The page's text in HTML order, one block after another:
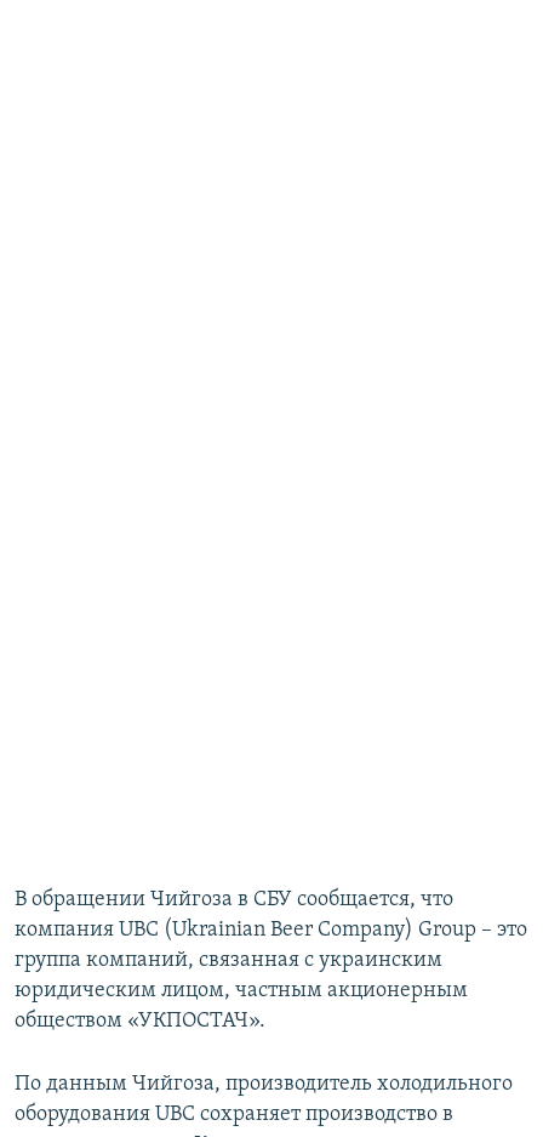
В обращении Чийгоза в СБУ сообщается, что
компания UBC (Ukrainian Beer Company) Group – это
группа компаний, связанная с украинским
юридическим лицом, частным акционерным
обществом «УКПОСТАЧ».
По данным Чийгоза, производитель холодильного
оборудования UBC сохраняет производство в